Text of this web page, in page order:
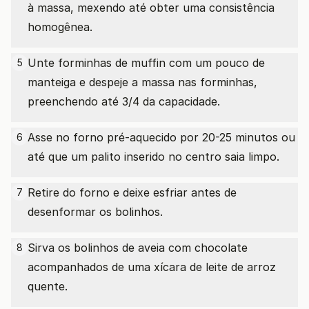
à massa, mexendo até obter uma consistência
homogênea.
5 Unte forminhas de muffin com um pouco de
manteiga e despeje a massa nas forminhas,
preenchendo até 3/4 da capacidade.
6 Asse no forno pré-aquecido por 20-25 minutos ou
até que um palito inserido no centro saia limpo.
7 Retire do forno e deixe esfriar antes de
desenformar os bolinhos.
8 Sirva os bolinhos de aveia com chocolate
acompanhados de uma xícara de leite de arroz
quente.